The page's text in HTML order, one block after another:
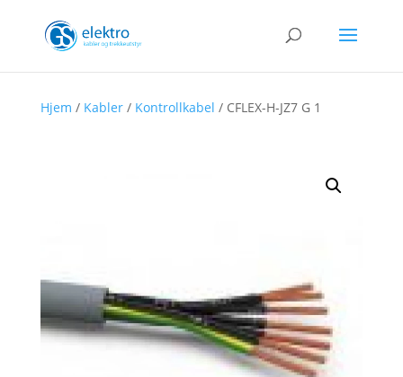
Hjem / Kabler/ Kontrollkabel / CFLEX-H-JZ7 G 1